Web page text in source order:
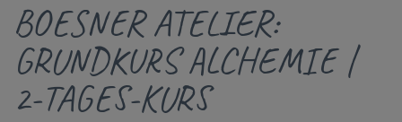
BOESNER ATELIER:
GRUNDKURS ALCHEMIE |
2-TAGES-KURS